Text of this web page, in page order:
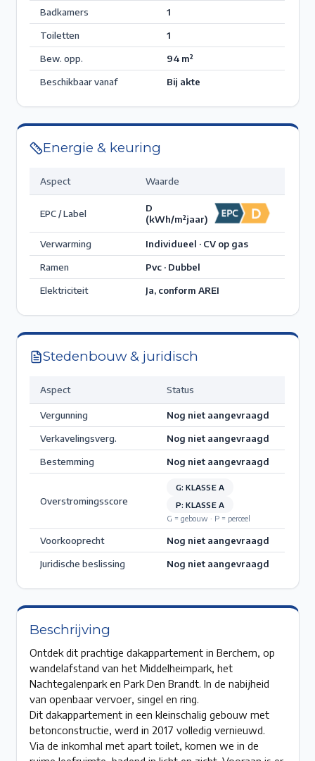
Badkamers
1
Toiletten
1
Bew. opp.
94 m²
Beschikbaar vanaf
Bij akte
Energie & keuring
Aspect Waarde
EPC / Label
D
(kWh/m²jaar)
Verwarming
Individueel · CV op gas
Ramen
Pvc · Dubbel
Elektriciteit
Ja, conform AREI
Stedenbouw & juridisch
Aspect Status
Vergunning
Nog niet aangevraagd
Verkavelingsverg.
Nog niet aangevraagd
Bestemming
Nog niet aangevraagd
Overstromingsscore
G: KLASSE A
P: KLASSE A
G = gebouw · P = perceel
Voorkooprecht
Nog niet aangevraagd
Juridische beslissing
Nog niet aangevraagd
Beschrijving
Ontdek dit prachtige dakappartement in Berchem, op
wandelafstand van het Middelheimpark, het
Nachtegalenpark en Park Den Brandt. In de nabijheid
van openbaar vervoer, singel en ring.
Dit dakappartement in een kleinschalig gebouw met
betonconstructie, werd in 2017 volledig vernieuwd.
Via de inkomhal met apart toilet, komen we in de